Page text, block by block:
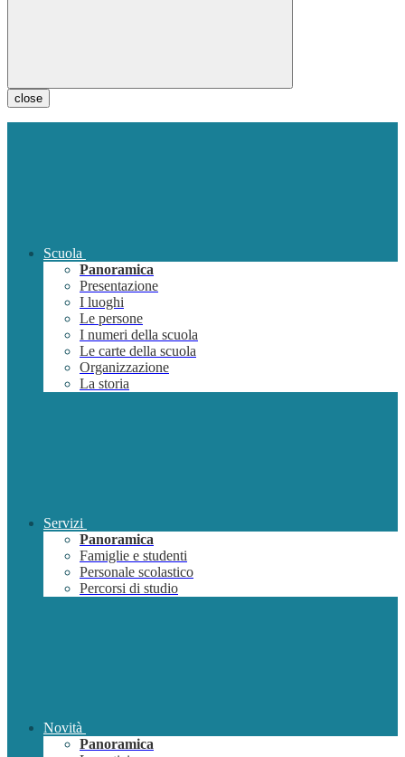
close
Scuola
Panoramica
Presentazione
I luoghi
Le persone
I numeri della scuola
Le carte della scuola
Organizzazione
La storia
Servizi
Panoramica
Famiglie e studenti
Personale scolastico
Percorsi di studio
Novità
Panoramica